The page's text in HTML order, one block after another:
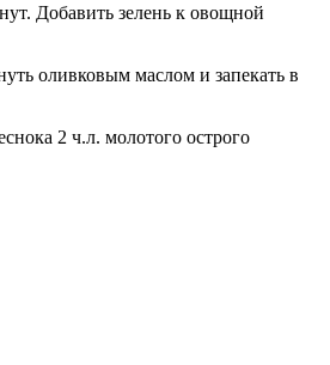
Добавить зелень к овощной
оливковым маслом и запекать в
2 ч.л. молотого острого